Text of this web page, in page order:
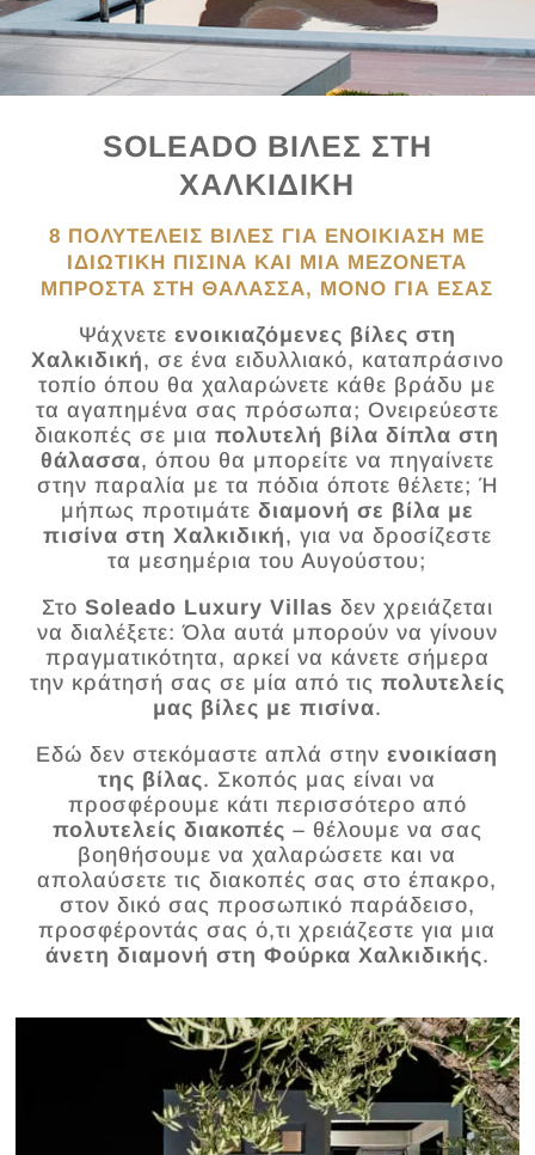
SOLEADO ΒΙΛΕΣ ΣΤΗ
ΧΑΛΚΙΔΙΚΗ
8 ΠΟΛΥΤΕΛΕΙΣ ΒΙΛΕΣ ΓΙΑ ΕΝΟΙΚΙΑΣΗ ΜΕ
ΙΔΙΩΤΙΚΗ ΠΙΣΙΝΑ ΚΑΙ ΜΙΑ ΜΕΖΟΝΕΤΑ
ΜΠΡΟΣΤΑ ΣΤΗ ΘΑΛΑΣΣΑ, ΜΟΝΟ ΓΙΑ ΕΣΑΣ
Ψάχνετε ενοικιαζόμενες βίλες στη
Χαλκιδική, σε ένα ειδυλλιακό, καταπράσινο
τοπίο όπου θα χαλαρώνετε κάθε βράδυ με
τα αγαπημένα σας πρόσωπα; Ονειρεύεστε
διακοπές σε μιαπολυτελή βίλα δίπλα στη
θάλασσα, όπου θα μπορείτε να πηγαίνετε
στην παραλία με τα πόδια όποτε θέλετε; Ή
μήπως προτιμάτε διαμονή σε βίλα με
πισίνα στη Χαλκιδική, για να δροσίζεστε
τα μεσημέρια του Αυγούστου;
Στο Soleado Luxury Villas δεν χρειάζεται
να διαλέξετε: Όλα αυτά μπορούν να γίνουν
πραγματικότητα, αρκεί να κάνετε σήμερα
την κράτησή σας σε μία από τις πολυτελείς
μας βίλες με πισίνα.
Εδώ δεν στεκόμαστε απλά στηνενοικίαση
της βίλας. Σκοπός μας είναι να
προσφέρουμε κάτι περισσότερο από
πολυτελείς διακοπές – θέλουμε να σας
βοηθήσουμε να χαλαρώσετε και να
απολαύσετε τις διακοπές σας στο έπακρο,
στον δικό σας προσωπικό παράδεισο,
προσφέροντάς σας ό,τι χρειάζεστε για μια
άνετη διαμονή στη Φούρκα Χαλκιδικής.